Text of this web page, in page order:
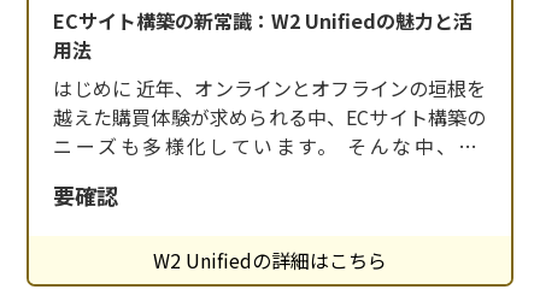
ECサイト構築の新常識：W2 Unifiedの魅力と活
用法
はじめに 近年、オンラインとオフラインの垣根を
越えた購買体験が求められる中、ECサイト構築の
ニーズも多様化しています。 そんな中、W2
注目を集めています。本記事では、W2 Unifiedの
特徴や導入のメリットについて詳しく解説しま
す。 W2 Unifiedとは？ W2 Unifiedは、OMO/オム
ニチャ
要確認
W2 Unifiedの詳細はこちら